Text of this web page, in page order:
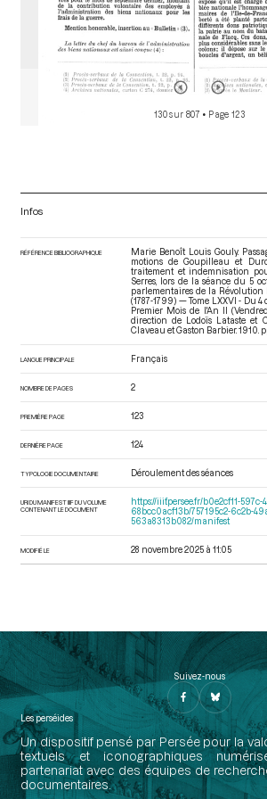
130 sur 807 • Page 123
Infos
RÉFÉRENCE BIBLIOGRAPHIQUE
Marie Benoît Louis Gouly.
motions de Goupilleau et
traitement et indemnisation
Serres, lors de la séance du 5
parlementaires de la
(1787-1799) — Tome LXXVI - Du
Premier Mois de l'An II
direction de Lodoïs Lataste et
Claveau et Gaston Barbier. 1910.
LANGUE PRINCIPALE Français
NOMBRE DE PAGES 2
PREMIÈRE PAGE 123
DERNIÈRE PAGE 124
TYPOLOGIE DOCUMENTAIRE Déroulement des séances
URI DU MANIFEST IIIF DU VOLUME
CONTENANT LE DOCUMENT
https://iiif.persee.fr/b0e2cf11-597c-
68bcc0acf13b/757195c2-6c2b-
563a8313b082/manifest
MODIFIÉ LE 28 novembre 2025 à 11:05
Suivez-nous
Les perséides
Un dispositif pensé par Persée pour la
textuels et iconographiques
partenariat avec des équipes de
documentaires.